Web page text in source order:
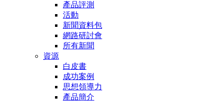
產品評測
活動
新聞資料包
網路研討會
所有新聞
資源
白皮書
成功案例
思想領導力
產品簡介